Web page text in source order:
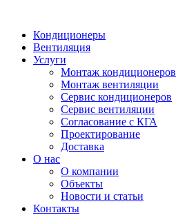
Кондиционеры
Вентиляция
Услуги
Монтаж кондиционеров
Монтаж вентиляции
Сервис кондиционеров
Сервис вентиляции
Согласование с КГА
Проектирование
Доставка
О нас
О компании
Объекты
Новости и статьи
Контакты